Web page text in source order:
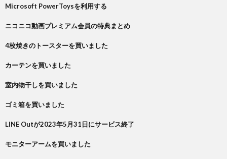
Microsoft PowerToysを利用する
ニコニコ動画プレミアム会員の特典まとめ
4枚焼きのトースターを買いました
カーテンを買いました
室内物干しを買いました
ゴミ箱を買いました
LINE Outが2023年5月31日にサービス終了
モニターアームを買いました